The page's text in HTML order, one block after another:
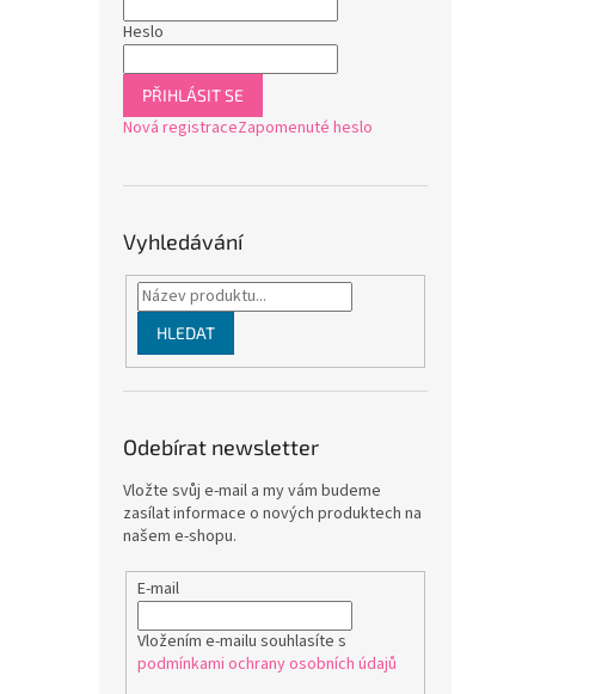
Heslo
PŘIHLÁSIT SE
Nová registraceZapomenuté heslo
Vyhledávání
HLEDAT
Odebírat newsletter
Vložte svůj e-mail a my vám budeme
zasílat informace o nových produktech na
našem e-shopu.
E-mail
Vložením e-mailu souhlasíte s
podmínkami ochrany osobních údajů